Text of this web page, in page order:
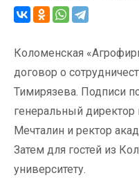
Коломенская
договор о
Тимирязева. Подписи
генеральный
Мечталин и ректор
Затем для гостей из
университету.